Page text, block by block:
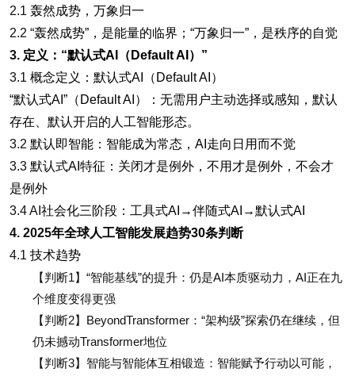
2.1 轰然成势，万象归一
2.2 “轰然成势”，是能量的临界；“万象归一”，是秩序的自觉
3. 定义：“默认式AI（Default AI）”
3.1 概念定义：默认式AI（Default AI）
“默认式AI”（Default AI）：无需用户主动选择或感知，默认
存在、默认开启的人工智能形态。
3.2 默认即智能：智能成为常态，AI走向日用而不觉
3.3 默认式AI特征：关闭才是例外，不用才是例外，不会才
是例外
3.4 AI 社会化三阶段：工具式AI→伴随式AI→默认式AI
4. 2025年全球人工智能发展趋势30条判断
4.1 技术趋势
【判断1】“智能基线”的提升：仍是AI本质驱动力，AI正在九
个维度变得更强
【判断2】BeyondTransformer：“架构级”探索仍在继续，但
仍未撼动Transformer地位
【判断3】智能与智能体互相锻造：智能赋予行动以可能，